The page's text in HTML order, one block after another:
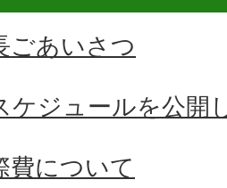
ごあいさつ
ケジュールを公開
費について